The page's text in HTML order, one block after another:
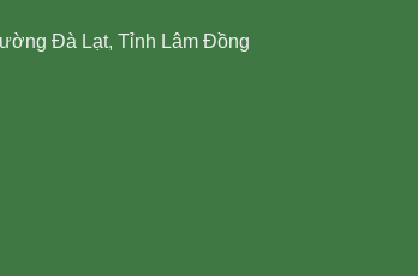
Đà Lạt, Tỉnh Lâm Đồng